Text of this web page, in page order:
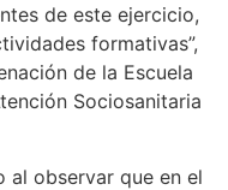
de este ejercicio,
formativas”,
de la Escuela
Sociosanitaria
al observar que en el